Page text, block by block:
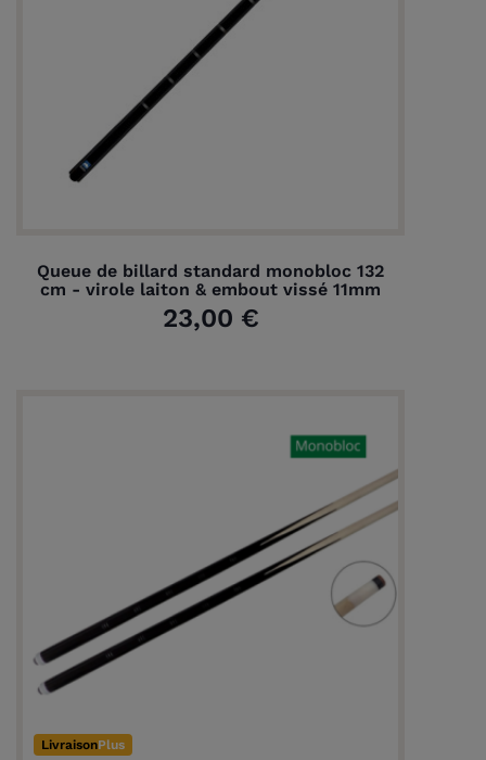
Queue de billard standard monobloc 132
cm - virole laiton & embout vissé 11mm
23,00 €
LivraisonPlus